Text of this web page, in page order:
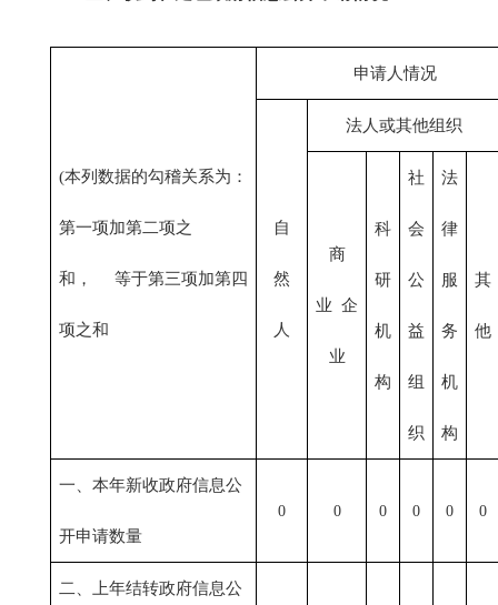
(本列数据的勾稽关系为：
第一项加第二项之
和， 等于第三项加第四
项之和
申请人情况
自
然
人
法人或其他组织
商
业 企
业
科
研
机
构
社
会
公
益
组
织
法
律
服
务
机
构
其
他
一、本年新收政府信息公
开申请数量
0 0 0 0 0 0
二、上年结转政府信息公